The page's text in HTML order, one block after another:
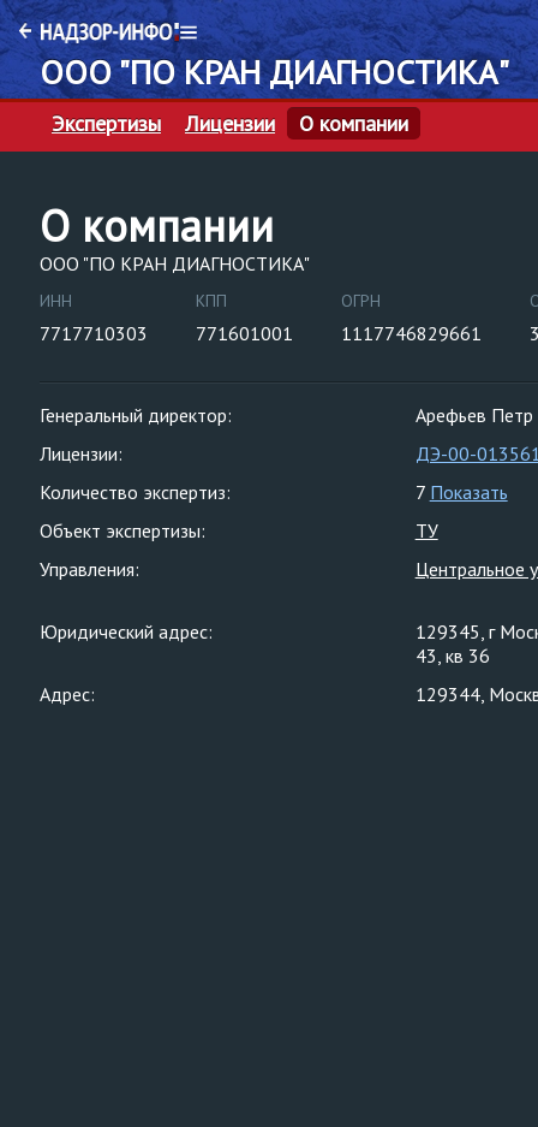
ООО "ПО КРАН ДИАГНОСТИКА"
Экспертизы Лицензии О компании
О компании
ООО "ПО КРАН ДИАГНОСТИКА"
ИНН
7717710303
КПП
771601001
ОГРН
1117746829661
Генеральный директор:
Арефьев Петр
Лицензии:
ДЭ-00-
Количество экспертиз:
7 Показать
Объект экспертизы:
ТУ
Управления:
Центральное
Юридический адрес:
129345, г
43, кв 36
Адрес:
129344,